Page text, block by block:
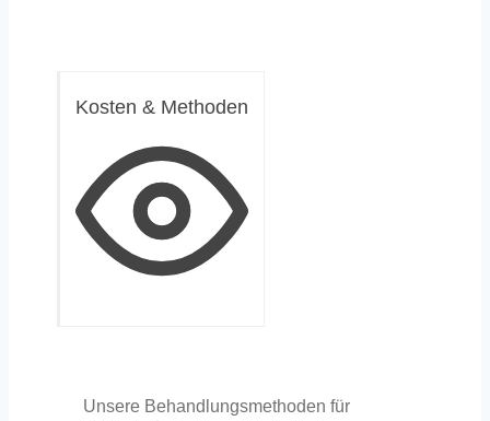
Kosten & Methoden
Unsere Behandlungsmethoden für